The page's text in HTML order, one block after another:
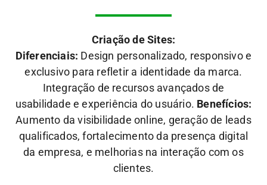
Criação de Sites:
Diferenciais: Design personalizado, responsivo e
exclusivo para refletir a identidade da marca.
Integração de recursos avançados de
usabilidade e experiência do usuário. Benefícios:
Aumento da visibilidade online, geração de leads
qualificados, fortalecimento da presença digital
da empresa, e melhorias na interação com os
clientes.